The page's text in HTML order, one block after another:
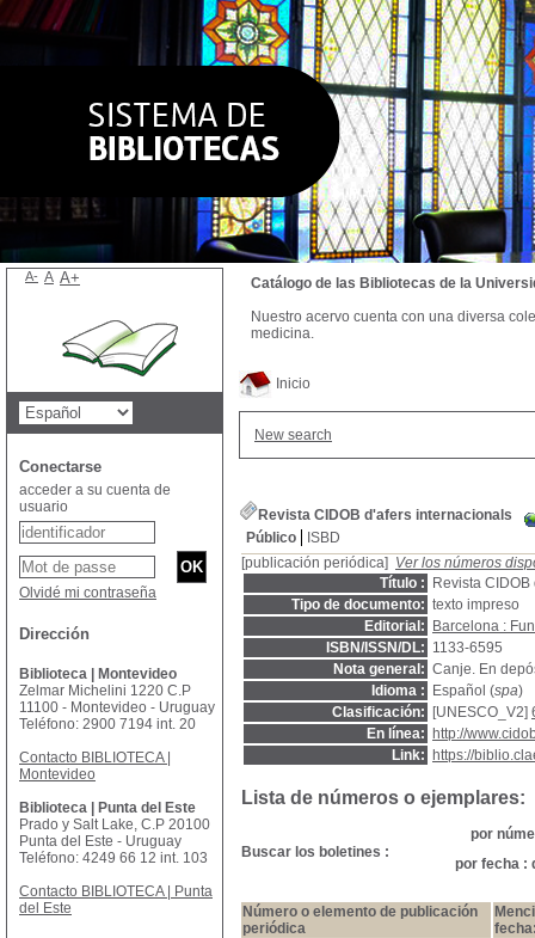
Inicio
New search
Revista CIDOB d'afers internacionals
Público
ISBD
[publicación periódica] Ver los números
Título :
Revista
Tipo de documento: texto impreso
Editorial:
Barcelona :
ISBN/ISSN/DL: 1133-6595
Nota general: Canje. En
Idioma :
Español (spa)
Clasificación:
[UNESCO_V2]
En línea:
http://
Link:
https://
Lista de números o ejemplares:
Buscar los boletines :
por
por fecha :
Número o elemento de publicación
periódica
Catálogo de las Bibliotecas de la
Nuestro acervo cuenta con una diversa
medicina.
A- A A+
Conectarse
acceder a su cuenta de
usuario
Olvidé mi contraseña
Dirección
Biblioteca | Montevideo
Zelmar Michelini 1220 C.P
11100 - Montevideo - Uruguay
Teléfono: 2900 7194 int. 20
Contacto BIBLIOTECA |
Montevideo
Biblioteca | Punta del Este
Prado y Salt Lake, C.P 20100
Punta del Este - Uruguay
Teléfono: 4249 66 12 int. 103
Contacto BIBLIOTECA | Punta
del Este